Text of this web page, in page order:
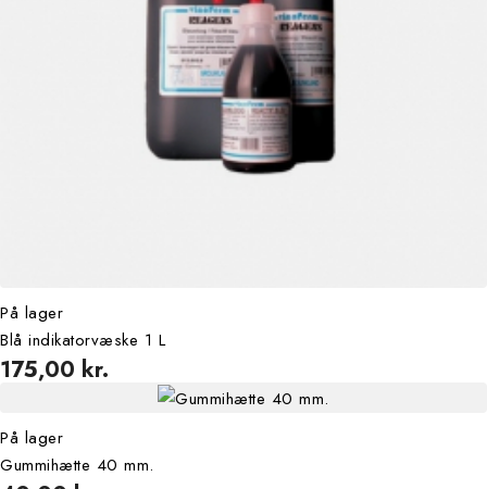
På lager
Blå indikatorvæske 1 L
175,00 kr.
På lager
Gummihætte 40 mm.